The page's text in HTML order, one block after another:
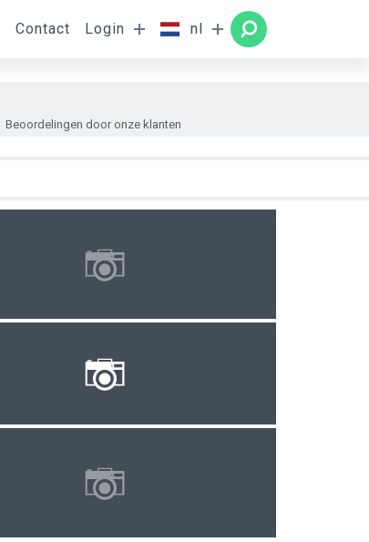
Contact Login nl
Beoordelingen door onze klanten